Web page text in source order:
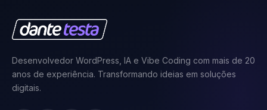
Desenvolvedor WordPress, IA e Vibe Coding com mais de 20
anos de experiência. Transformando ideias em soluções
digitais.